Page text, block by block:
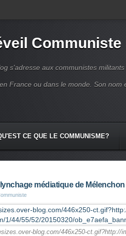
Communiste
s'adresse aux communistes
France ou dans le monde. Son nom
CE QUE LE COMMUNISME?
médiatique de Mélenchon
blog.com/446x250-ct.gif?http://